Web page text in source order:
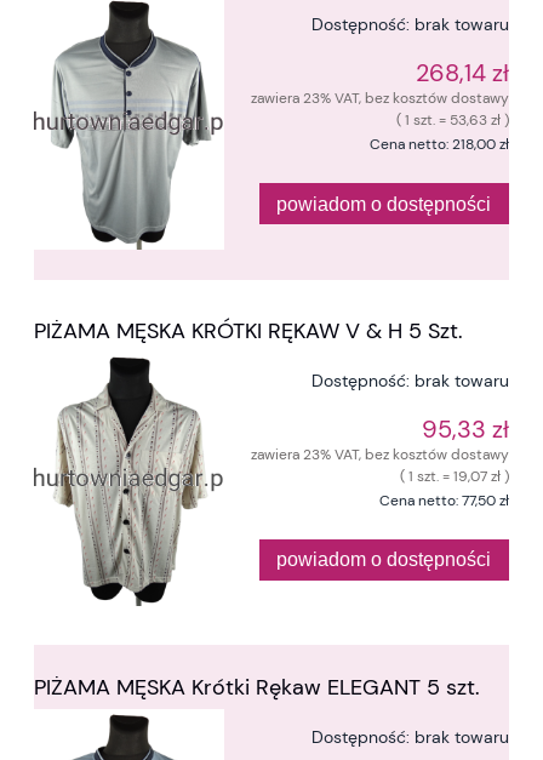
Dostępność: brak towaru
268,14 zł
zawiera 23% VAT, bez kosztów dostawy
( 1 szt. = 53,63 zł )
Cena netto:218,00 zł
powiadom o dostępności
PIŻAMA MĘSKA KRÓTKI RĘKAW V & H 5 Szt.
Dostępność: brak towaru
95,33 zł
zawiera 23% VAT, bez kosztów dostawy
( 1 szt. = 19,07 zł )
Cena netto:77,50 zł
powiadom o dostępności
PIŻAMA MĘSKA Krótki Rękaw ELEGANT 5 szt.
Dostępność: brak towaru